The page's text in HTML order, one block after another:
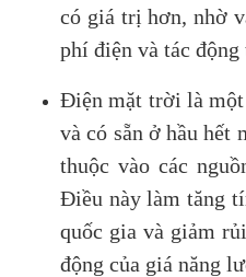
có giá trị hơn, nhờ
phí điện và tác
Điện mặt trời là một
và có sẵn ở hầu hết
thuộc vào các
Điều này làm tăng
quốc gia và giảm
động của giá năng